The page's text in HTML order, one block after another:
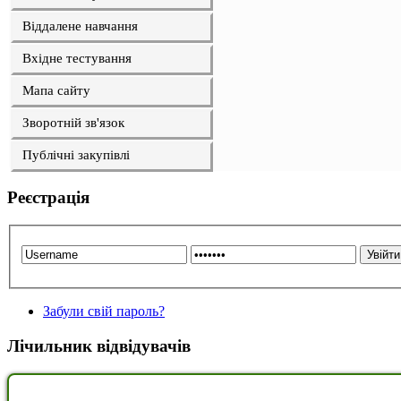
Віддалене навчання
Вхідне тестування
Мапа сайту
Зворотній зв'язок
Публічні закупівлі
Реєстрація
Забули свій пароль?
Лічильник відвідувачів